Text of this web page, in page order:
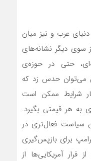
عرب و نیز میان
سوی دیگر نشانه‌های
حتی در حوزه‌ی
می‌توان حدس زد که
شرایط ممکن است
به هر قیمتی بگیرد.
سیاست فعال‌تری در
برای بازپس‌گیری
فرار آمریکایی‌ها از